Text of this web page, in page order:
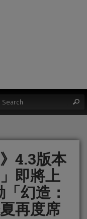
4.3版本
即將上
幻造：
再度席